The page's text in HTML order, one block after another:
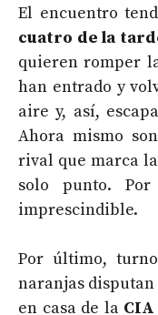
El encuentro
cuatro de la
quieren romper
han entrado y
aire y, así,
Ahora mismo
rival que marca
solo punto.
imprescindible.
Por último,
naranjas
en casa de la CIA